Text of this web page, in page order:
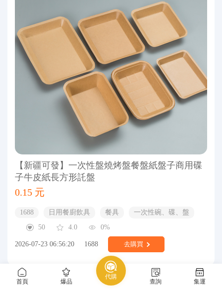
首頁 爆品
代購
查詢 集運
【新疆可發】一次性盤燒烤盤餐盤紙盤子商用碟
子牛皮紙長方形託盤
0.15 元
1688 日用餐廚飲具 餐具
一次性碗、碟、盤
50
4.0 0%
2026-07-23 06:56:20 1688 去購買
共 2000 條 首頁 2 ... 100 尾頁